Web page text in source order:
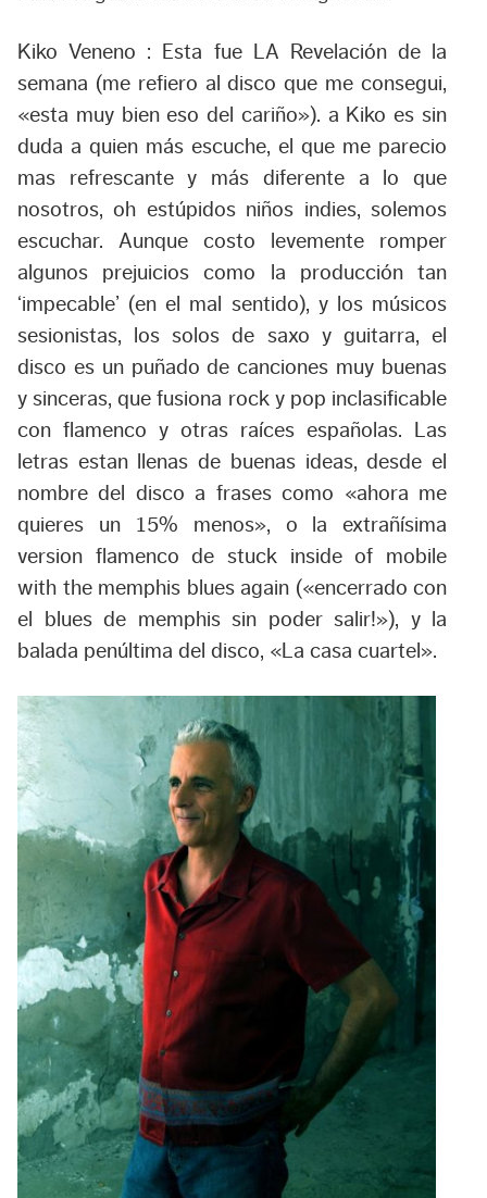
Kiko Veneno : Esta fue LA Revelación de la
semana (me refiero al disco que me consegui,
«esta muy bien eso del cariño»). a Kiko es sin
duda a quien más escuche, el que me parecio
mas refrescante y más diferente a lo que
nosotros, oh estúpidos niños indies, solemos
escuchar. Aunque costo levemente romper
algunos prejuicios como la producción tan
‘impecable’ (en el mal sentido), y los músicos
sesionistas, los solos de saxo y guitarra, el
disco es un puñado de canciones muy buenas
y sinceras, que fusiona rock y pop inclasificable
con flamenco y otras raíces españolas. Las
letras estan llenas de buenas ideas, desde el
nombre del disco a frases como «ahora me
quieres un 15% menos», o la extrañísima
version flamenco de stuck inside of mobile
with the memphis blues again («encerrado con
el blues de memphis sin poder salir!»), y la
balada penúltima del disco, «La casa cuartel».